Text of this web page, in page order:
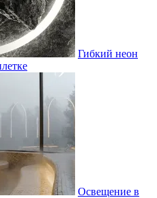
Гибкий неон
Освещение в